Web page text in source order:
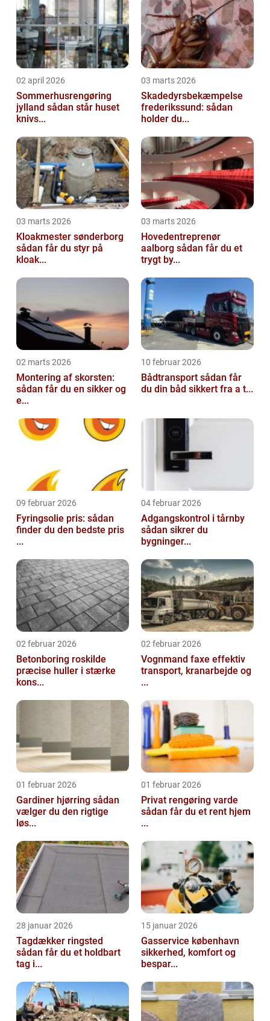
02 april 2026
Sommerhusrengøring
jylland sådan står huset
knivs...
03 marts 2026
Skadedyrsbekæmpelse
frederikssund: sådan
holder du...
03 marts 2026
Kloakmester sønderborg
sådan får du styr på
kloak...
03 marts 2026
Hovedentreprenør
aalborg sådan får du et
trygt by...
02 marts 2026
Montering af skorsten:
sådan får du en sikker og
e...
10 februar 2026
Bådtransport sådan får
du din båd sikkert fra a t...
09 februar 2026
Fyringsolie pris: sådan
finder du den bedste pris
...
04 februar 2026
Adgangskontrol i tårnby
sådan sikrer du
bygninger...
02 februar 2026
Betonboring roskilde
præcise huller i stærke
kons...
02 februar 2026
Vognmand faxe effektiv
transport, kranarbejde og
...
01 februar 2026
Gardiner hjørring sådan
vælger du den rigtige
løs...
01 februar 2026
Privat rengøring varde
sådan får du et rent hjem
...
28 januar 2026
Tagdækker ringsted
sådan får du et holdbart
tag i...
15 januar 2026
Gasservice københavn
sikkerhed, komfort og
bespar...